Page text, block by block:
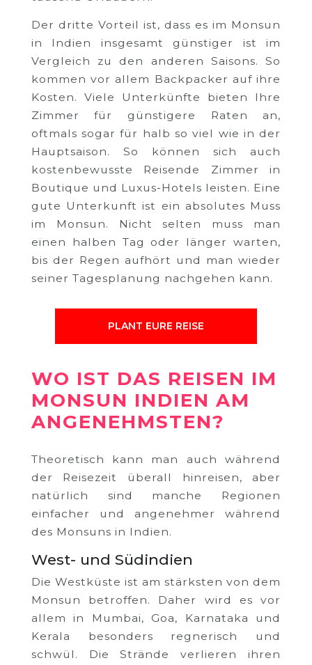
Der dritte Vorteil ist, dass es im Monsun
in Indien insgesamt günstiger ist im
Vergleich zu den anderen Saisons. So
kommen vor allem Backpacker auf ihre
Kosten. Viele Unterkünfte bieten Ihre
Zimmer für günstigere Raten an,
oftmals sogar für halb so viel wie in der
Hauptsaison. So können sich auch
kostenbewusste Reisende Zimmer in
Boutique und Luxus-Hotels leisten. Eine
gute Unterkunft ist ein absolutes Muss
im Monsun. Nicht selten muss man
einen halben Tag oder länger warten,
bis der Regen aufhört und man wieder
seiner Tagesplanung nachgehen kann.
PLANT EURE REISE
WO IST DAS REISEN IM
MONSUN INDIEN AM
ANGENEHMSTEN?
Theoretisch kann man auch während
der Reisezeit überall hinreisen, aber
natürlich sind manche Regionen
einfacher und angenehmer während
des Monsuns in Indien.
West- und Südindien
Die Westküste ist am stärksten von dem
Monsun betroffen. Daher wird es vor
allem in Mumbai, Goa, Karnataka und
Kerala besonders regnerisch und
schwül. Die Strände verlieren ihren